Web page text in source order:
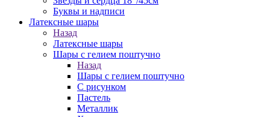
Буквы и надписи
Латексные шары
Назад
Латексные шары
Шары с гелием поштучно
Назад
Шары с гелием поштучно
С рисунком
Пастель
Металлик